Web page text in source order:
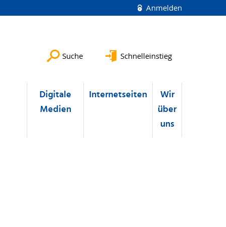
Anmelden
Suche Schnelleinstieg
Digitale
Medien
Internetseiten
Wir
über
uns